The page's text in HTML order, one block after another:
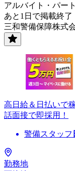
アルバイト・パート
あと1日で掲載終了
三和警備保障株式
高日給＆日払いで
話面接で即採用！
警備スタッフ
勤務地